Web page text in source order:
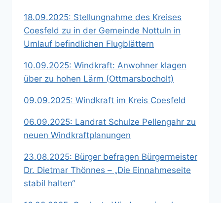
18.09.2025: Stellungnahme des Kreises
Coesfeld zu in der Gemeinde Nottuln in
Umlauf befindlichen Flugblättern
10.09.2025: Windkraft: Anwohner klagen
über zu hohen Lärm (Ottmarsbocholt)
09.09.2025: Windkraft im Kreis Coesfeld
06.09.2025: Landrat Schulze Pellengahr zu
neuen Windkraftplanungen
23.08.2025: Bürger befragen Bürgermeister
Dr. Dietmar Thönnes – „Die Einnahmeseite
stabil halten“